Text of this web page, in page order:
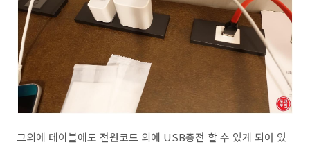
그외에 테이블에도 전원코드 외에 USB충전 할 수 있게 되어 있